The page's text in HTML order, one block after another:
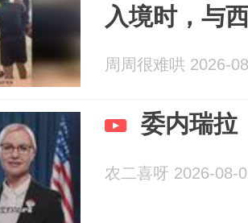
入境时，与
周周很难哄 2026-
委内瑞拉
农二喜呀 2026-08-